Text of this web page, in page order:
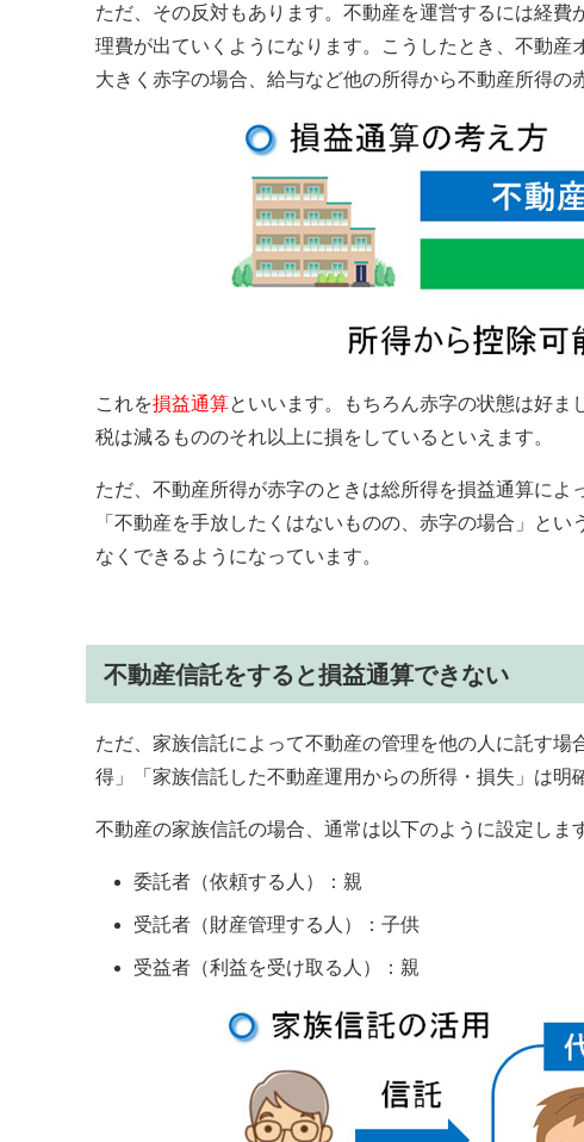
ただ、その反対もあります。不動産を運営するには経
理費が出ていくようになります。こうしたとき、不動
大きく赤字の場合、給与など他の所得から不動産所得の
これを損益通算といいます。もちろん赤字の状態は好ま
税は減るもののそれ以上に損をしているといえます。
ただ、不動産所得が赤字のときは総所得を損益通算に
「不動産を手放したくはないものの、赤字の場合」と
なくできるようになっています。
不動産信託をすると損益通算できない
ただ、家族信託によって不動産の管理を他の人に託す
得」「家族信託した不動産運用からの所得・損失」は明
不動産の家族信託の場合、通常は以下のように設定しま
委託者（依頼する人）：親
受託者（財産管理する人）：子供
受益者（利益を受け取る人）：親